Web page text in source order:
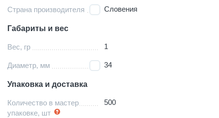
Страна производителя Словения
Габариты и вес
Вес, гр 1
Диаметр, мм 34
Упаковка и доставка
Количество в мастер
упаковке, шт
500